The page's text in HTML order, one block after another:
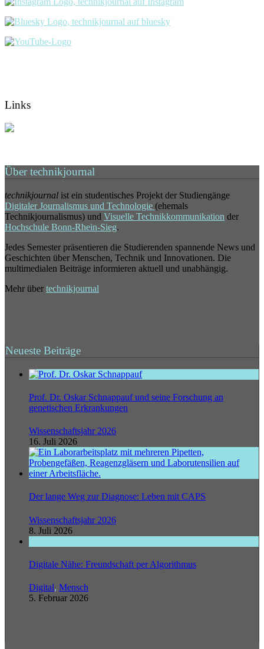
Links
Über technikjournal
technikjournal ist ein studentisches Projekt der Studiengänge
Digitaler Journalismus und Technologie (ehemals
Technikjournalismus) und Visuelle Technikkommunikation der
Hochschule Bonn-Rhein-Sieg.
Jedes Semester präsentieren die Studierenden spannende News und
Geschichten über Menschen, Technik und Innovationen. Die
multimedialen Beiträge informieren aktuell und unabhängig.
Mehr über technikjournal
Neueste Beiträge
Prof. Dr. Oskar Schnappauf und seine Forschung an
genetischen Erkrankungen
Wissenschaftsjahr 2026
16. Juli 2026
Der lange Weg zur Diagnose: Leben mit CAPS
Wissenschaftsjahr 2026
8. Juli 2026
Digitale Nähe: Freundschaft per Algorithmus
Digital, Mensch
5. Februar 2026